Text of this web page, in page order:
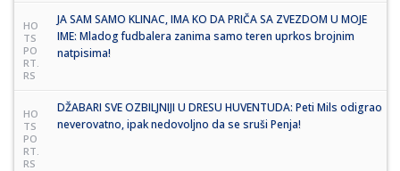
HO
TS
PO
RT.
RS
JA SAM SAMO KLINAC, IMA KO DA PRIČA SA ZVEZDOM U MOJE
IME: Mladog fudbalera zanima samo teren uprkos brojnim
natpisima!
HO
TS
PO
RT.
RS
DŽABARI SVE OZBILJNIJI U DRESU HUVENTUDA: Peti Mils odigrao
neverovatno, ipak nedovoljno da se sruši Penja!